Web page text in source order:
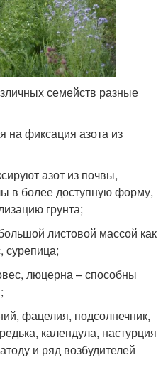
семейств разные
на фиксация азота из
азот из почвы,
в более доступную форму,
грунта;
листовой массой как
сурепица;
люцерна – способны
фацелия, подсолнечник,
календула, настурция
и ряд возбудителей